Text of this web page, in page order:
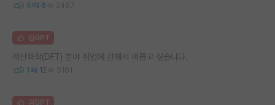
6 6 2487
김GPT
계산화학(DFT) 분야 취업에 관해서 여쭙고 싶습니다.
1 12 5161
김GPT